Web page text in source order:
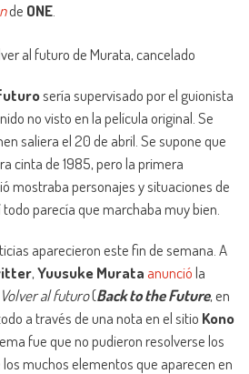
de ONE.
sería supervisado por el guionista
no visto en la película original. Se
saliera el 20 de abril. Se supone que
cinta de 1985, pero la primera
mostraba personajes y situaciones de
parecía que marchaba muy bien.
aparecieron este fin de semana. A
,Yuusuke Murata anuncióla
Volver al futuro(Back to the Future, en
a través de una nota en el sitio Kono
fue que no pudieron resolverse los
muchos elementos que aparecen en